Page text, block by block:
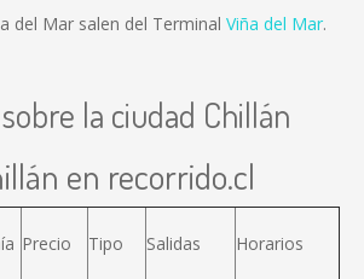
del Mar salen del Terminal Viña del Mar.
la ciudad Chillán
en recorrido.cl
Precio Tipo Salidas Horarios